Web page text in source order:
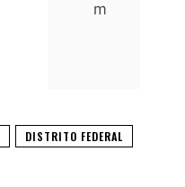
m
DISTRITO FEDERAL